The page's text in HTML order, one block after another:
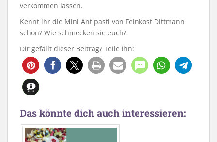
verkommen lassen.
Kennt ihr die Mini Antipasti von Feinkost Dittmann
schon? Wie schmecken sie euch?
Dir gefällt dieser Beitrag? Teile ihn:
Das könnte dich auch interessieren: